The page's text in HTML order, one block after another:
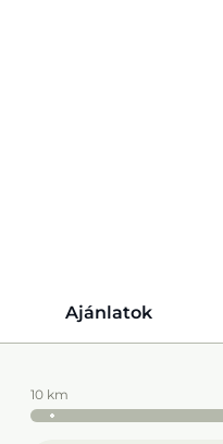
Ajánlatok
10 km